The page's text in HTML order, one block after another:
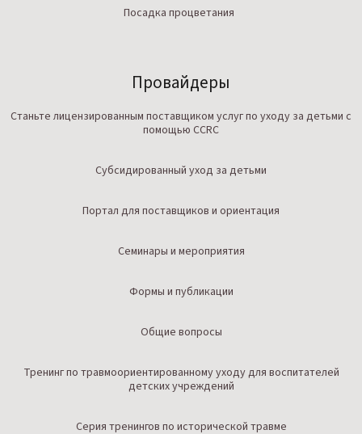
Посадка процветания
Провайдеры
Станьте лицензированным поставщиком услуг по уходу за детьми с
помощью CCRC
Субсидированный уход за детьми
Портал для поставщиков и ориентация
Семинары и мероприятия
Формы и публикации
Общие вопросы
Тренинг по травмоориентированному уходу для воспитателей
детских учреждений
Серия тренингов по исторической травме